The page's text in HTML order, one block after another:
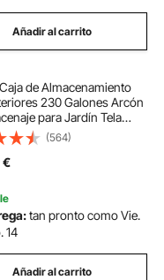
Añadir al carrito
de Almacenamiento
230 Galones Arcón
para Jardín Tela
PE Baúl de
Portátil 147 x 86 x
para Piscina Patio
Verde
(564)
€
tan pronto como Vie.
14
Añadir al carrito